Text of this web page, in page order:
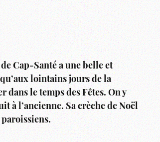
Cap-Santé a une belle et
lointains jours de la
le temps des Fêtes. On y
à l’ancienne. Sa crèche de Noël